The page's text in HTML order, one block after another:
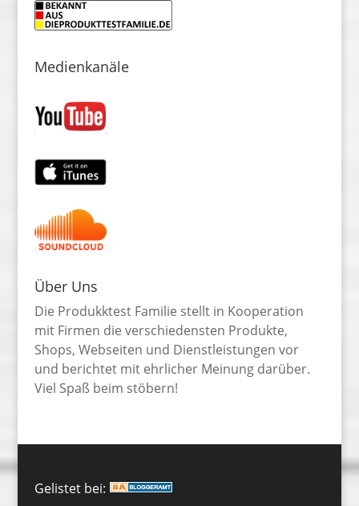
Medienkanäle
Über Uns
Die Produkktest Familie stellt in Kooperation
mit Firmen die verschiedensten Produkte,
Shops, Webseiten und Dienstleistungen vor
und berichtet mit ehrlicher Meinung darüber.
Viel Spaß beim stöbern!
Gelistet bei: